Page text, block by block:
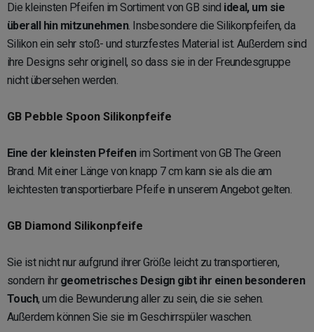
Die kleinsten Pfeifen im Sortiment von GB sind ideal, um sie
überall hin mitzunehmen. Insbesondere die Silikonpfeifen, da
Silikon ein sehr stoß- und sturzfestes Material ist. Außerdem sind
ihre Designs sehr originell, so dass sie in der Freundesgruppe
nicht übersehen werden.
GB Pebble Spoon Silikonpfeife
Eine der kleinsten Pfeifenim Sortiment von GB The Green
Brand. Mit einer Länge von knapp 7 cm kann sie als die am
leichtesten transportierbare Pfeife in unserem Angebot gelten.
GB Diamond Silikonpfeife
Sie ist nicht nur aufgrund ihrer Größe leicht zu transportieren,
sondern ihr geometrisches Design gibt ihr einen besonderen
Touch, um die Bewunderung aller zu sein, die sie sehen.
Außerdem können Sie sie im Geschirrspüler waschen.